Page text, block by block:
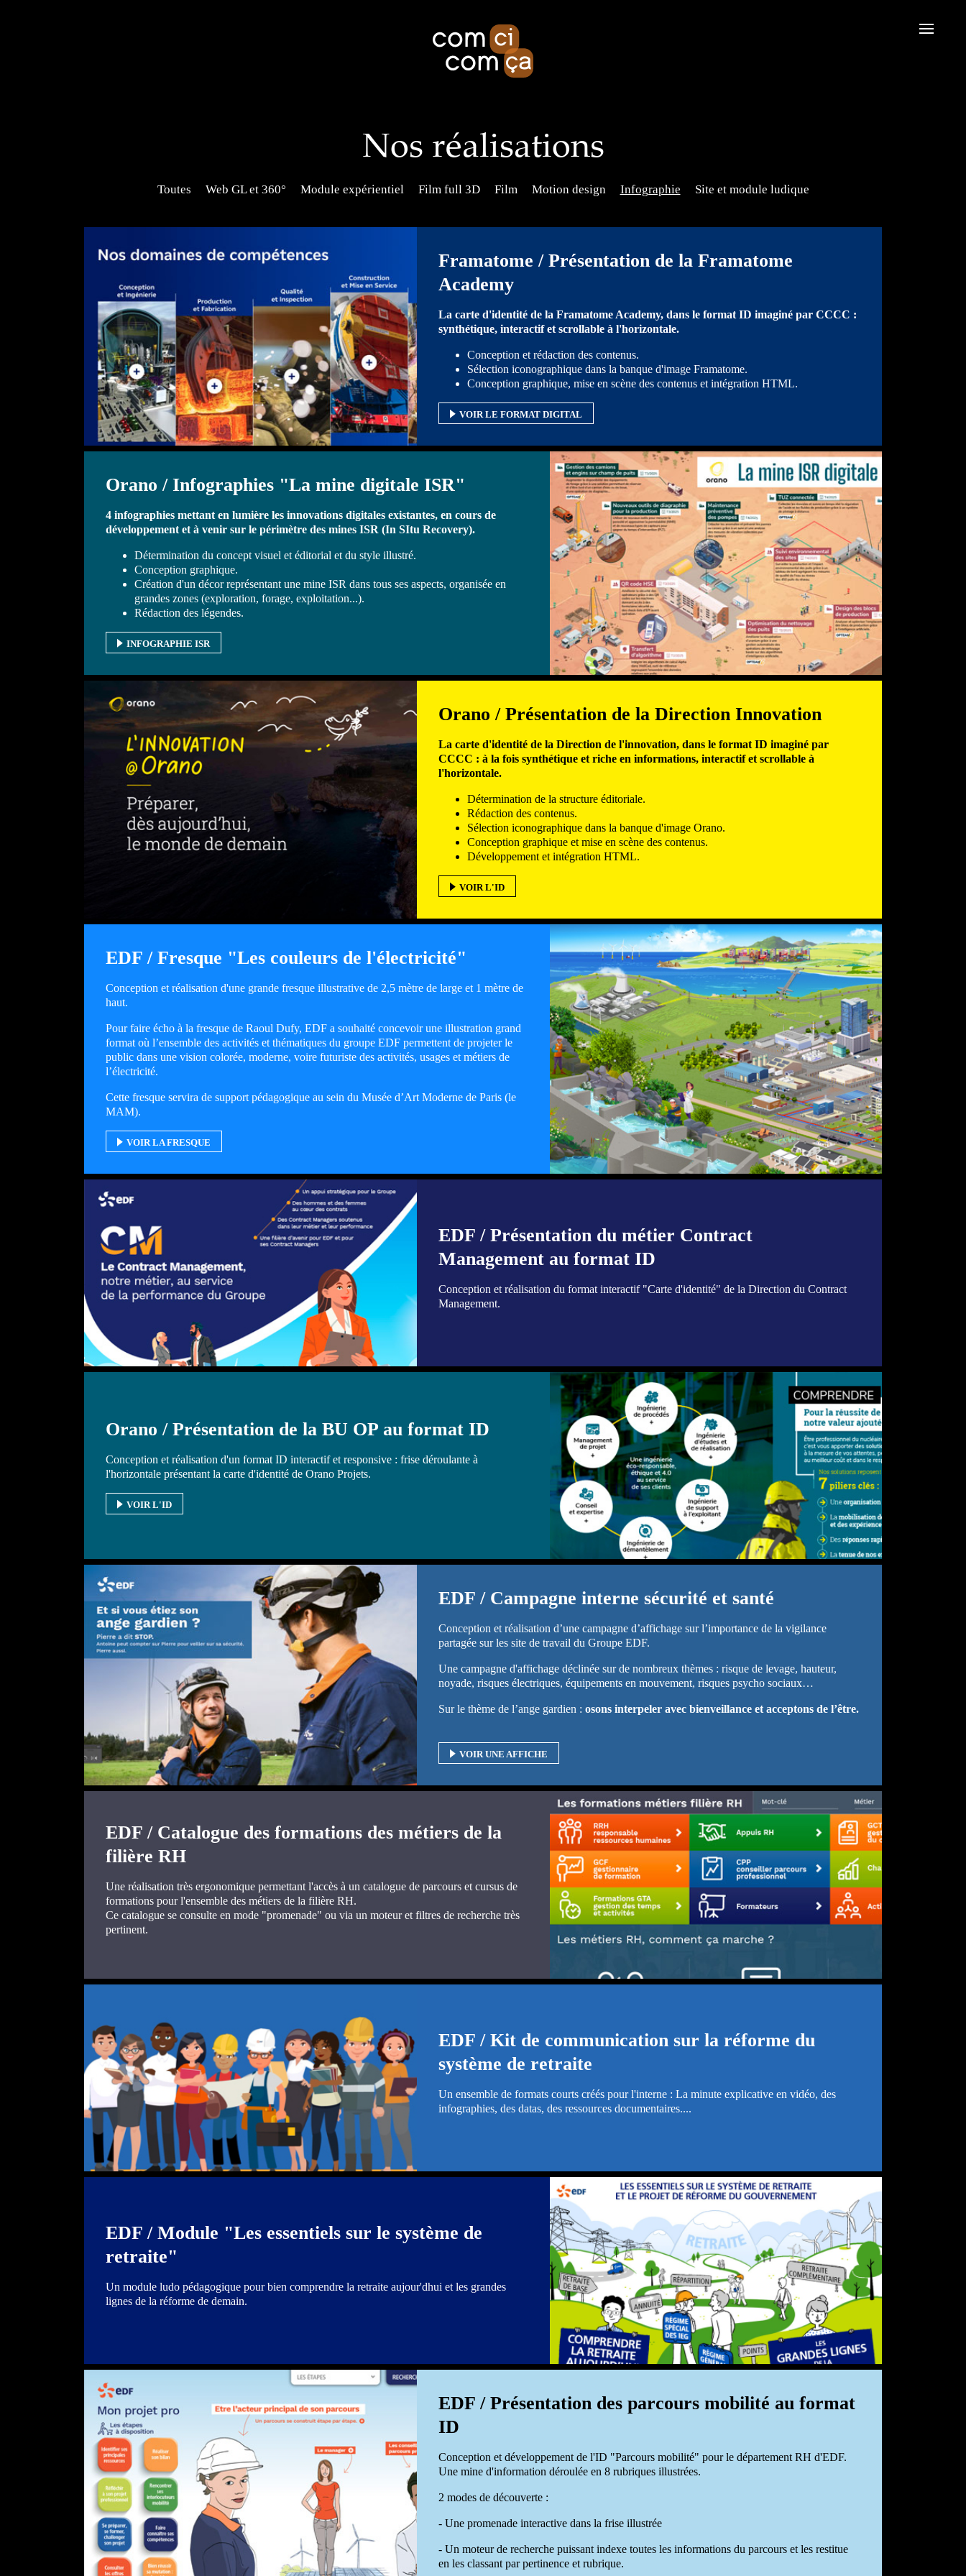
Nos réalisations
Toutes Web GL et 360° Module expérientiel Film full 3D Film Motion design Infographie Site et module ludique
Framatome / Présentation de la Framatome
Academy
La carte d'identité de la Framatome Academy, dans le format ID imaginé par CCCC :
synthétique, interactif et scrollable à l'horizontale.
Conception et rédaction des contenus.
Sélection iconographique dans la banque d'image Framatome.
Conception graphique, mise en scène des contenus et intégration HTML.
VOIR LE FORMAT DIGITAL
Orano / Infographies "La mine digitale ISR"
4 infographies mettant en lumière les innovations digitales existantes, en cours de
développement et à venir sur le périmètre des mines ISR (In SItu Recovery).
Détermination du concept visuel et éditorial et du style illustré.
Conception graphique.
Création d'un décor représentant une mine ISR dans tous ses aspects, organisée en
grandes zones (exploration, forage, exploitation...).
Rédaction des légendes.
INFOGRAPHIE ISR
Orano / Présentation de la Direction Innovation
La carte d'identité de la Direction de l'innovation, dans le format ID imaginé par
CCCC : à la fois synthétique et riche en informations, interactif et scrollable à
l'horizontale.
Détermination de la structure éditoriale.
Rédaction des contenus.
Sélection iconographique dans la banque d'image Orano.
Conception graphique et mise en scène des contenus.
Développement et intégration HTML.
VOIR L'ID
EDF / Fresque "Les couleurs de l'électricité"
Conception et réalisation d'une grande fresque illustrative de 2,5 mètre de large et 1 mètre de
haut.
Pour faire écho à la fresque de Raoul Dufy, EDF a souhaité concevoir une illustration grand
format où l’ensemble des activités et thématiques du groupe EDF permettent de projeter le
public dans une vision colorée, moderne, voire futuriste des activités, usages et métiers de
l’électricité.
Cette fresque servira de support pédagogique au sein du Musée d’Art Moderne de Paris (le
MAM).
VOIR LA FRESQUE
EDF / Présentation du métier Contract
Management au format ID
Conception et réalisation du format interactif "Carte d'identité" de la Direction du Contract
Management.
Orano / Présentation de la BU OP au format ID
Conception et réalisation d'un format ID interactif et responsive : frise déroulante à
l'horizontale présentant la carte d'identité de Orano Projets.
VOIR L'ID
EDF / Campagne interne sécurité et santé
Conception et réalisation d’une campagne d’affichage sur l’importance de la vigilance
partagée sur les site de travail du Groupe EDF.
Une campagne d'affichage déclinée sur de nombreux thèmes : risque de levage, hauteur,
noyade, risques électriques, équipements en mouvement, risques psycho sociaux…
Sur le thème de l’ange gardien : osons interpeler avec bienveillance et acceptons de l’être.
VOIR UNE AFFICHE
EDF / Catalogue des formations des métiers de la
filière RH
Une réalisation très ergonomique permettant l'accès à un catalogue de parcours et cursus de
formations pour l'ensemble des métiers de la filière RH.
Ce catalogue se consulte en mode "promenade" ou via un moteur et filtres de recherche très
pertinent.
EDF / Kit de communication sur la réforme du
système de retraite
Un ensemble de formats courts créés pour l'interne : La minute explicative en vidéo, des
infographies, des datas, des ressources documentaires....
EDF / Module "Les essentiels sur le système de
retraite"
Un module ludo pédagogique pour bien comprendre la retraite aujour'dhui et les grandes
lignes de la réforme de demain.
EDF / Présentation des parcours mobilité au format
ID
Conception et développement de l'ID "Parcours mobilité" pour le département RH d'EDF.
Une mine d'information déroulée en 8 rubriques illustrées.
2 modes de découverte :
- Une promenade interactive dans la frise illustrée
- Un moteur de recherche puissant indexe toutes les informations du parcours et les restitue
en les classant par pertinence et rubrique.